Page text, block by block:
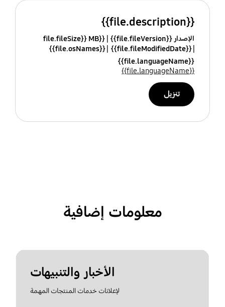
{{file.description}}
الإصدار {{file.fileVersion}}
{{file.fileSize}} MB
{{file.fileModifiedDate}}
{{file.osNames}}
{{file.languageName}}
{{file.languageName}}
تنزيل
معلومات إضافية
الأخبار والتنبيهات
لإعلانات خدمات المنتجات المهمة